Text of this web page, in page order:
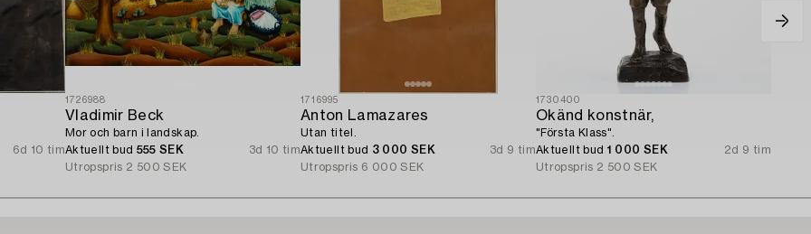
6d 10 tim
1726988
Vladimir Beck
Mor och barn i landskap.
Aktuellt bud 555 SEK
3d 10 tim
Utropspris 2 500 SEK
1716995
Anton Lamazares
Utan titel.
Aktuellt bud 3 000 SEK
3d 9 tim
Utropspris 6 000 SEK
1730400
Okänd konstnär,
"Första Klass".
Aktuellt bud 1 000 SEK
2d 9 tim
Utropspris 2 500 SEK